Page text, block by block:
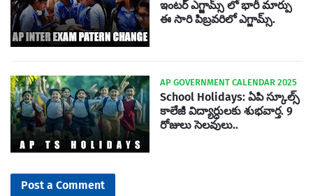
ఇంటర్ ఎగ్జామ్స్ లో భారీ మార్పు
ఈ సారి పిబ్రవరిలో ఎగ్జామ్స్.
AP GOVERNMENT CALENDAR 2025
School Holidays: ఏపి స్కూల్స్
కాలేజీ విద్యార్ధులకు శుభవార్త. 9
రోజులు సెలవులు..
Post a Comment